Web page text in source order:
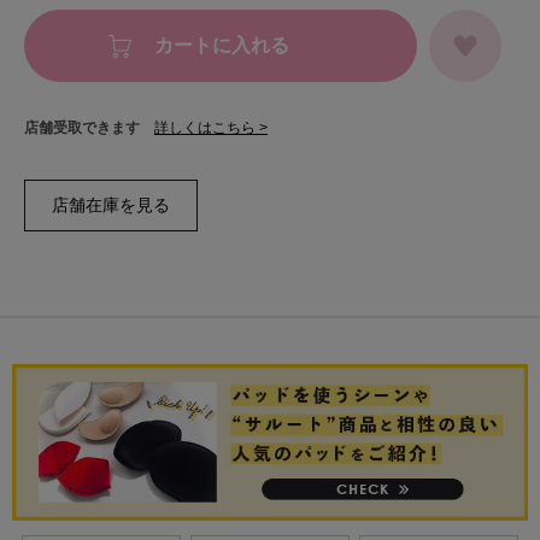
カートに入れる
店舗受取できます 詳しくはこちら >